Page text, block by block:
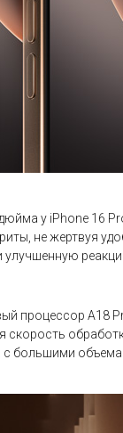
у iPhone 16
не жертвуя
процессор A18
с большими